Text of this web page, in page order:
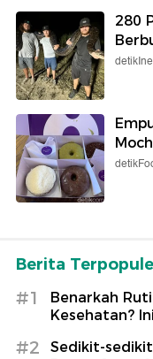
280
Berita
#1
Benarkah
Kesehatan?
#2
Sedikit-